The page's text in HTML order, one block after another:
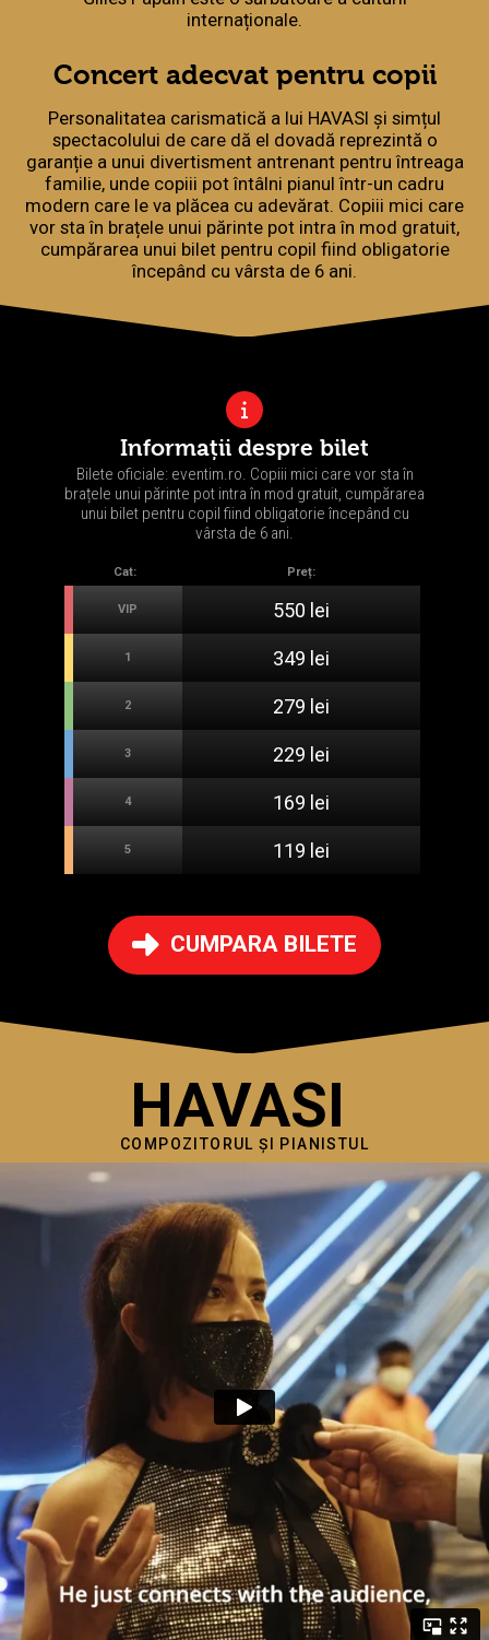
internaționale.
Concert adecvat pentru copii
Personalitatea carismatică a lui HAVASI și simțul
spectacolului de care dă el dovadă reprezintă o
garanție a unui divertisment antrenant pentru întreaga
familie, unde copiii pot întâlni pianul într-un cadru
modern care le va plăcea cu adevărat. Copiii mici care
vor sta în brațele unui părinte pot intra în mod gratuit,
cumpărarea unui bilet pentru copil fiind obligatorie
începând cu vârsta de 6 ani.
Informații despre bilet
Bilete oficiale: eventim.ro. Copiii mici care vor sta în
brațele unui părinte pot intra în mod gratuit, cumpărarea
unui bilet pentru copil fiind obligatorie începând cu
vârsta de 6 ani.
Cat: Preț:
VIP 550 lei
1 349 lei
2 279 lei
3 229 lei
4 169 lei
5 119 lei
CUMPARA BILETE
HAVASI
COMPOZITORUL ȘI PIANISTUL